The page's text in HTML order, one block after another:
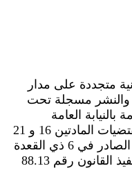
متجددة على مدار
والنشر مسجلة تحت
بالنيابة العامة
طبقا لمقتضيات المادتين 16 و 21
من الظهير الشريف رقم 122.16.1 الصادر في 6 ذي القعدة
1437 الموافق ل 10 غشت 2016 بتنفيذ القانون رقم 88.13